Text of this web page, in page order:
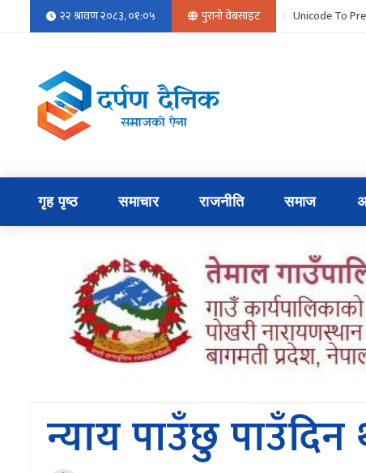
२२ श्रावण २०८३, ०१:०५ पुरानो वेबसाइट Unicode To
गृह पृष्ठ समाचार राजनीति समाज
न्याय पाउँछु